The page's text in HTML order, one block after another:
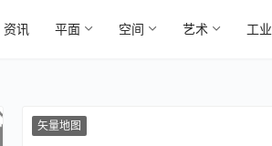
资讯 平面 空间 艺术 工业
矢量地图